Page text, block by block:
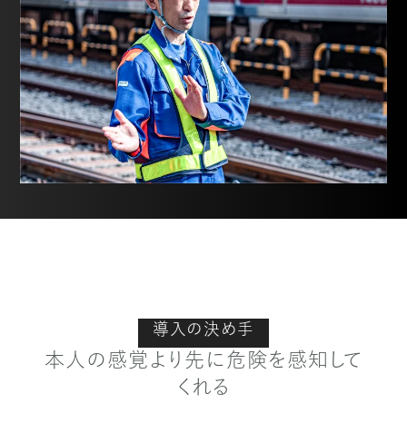
導入の決め手
本人の感覚より先に危険を感知して
くれる